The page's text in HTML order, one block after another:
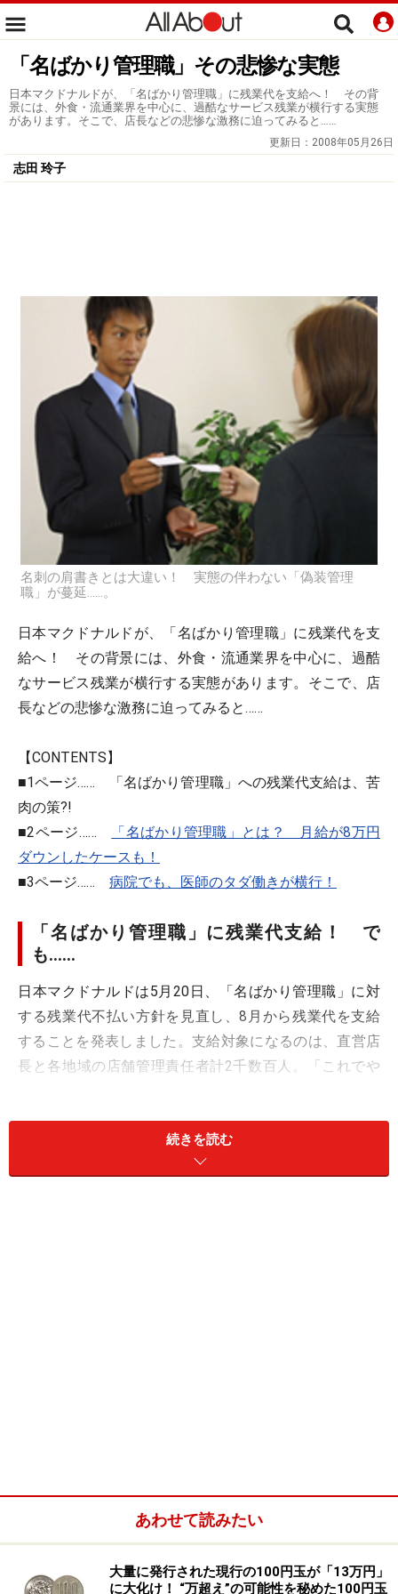
「名ばかり管理職」その悲惨な実態
日本マクドナルドが、「名ばかり管理職」に残業代を支給へ！ その背
景には、外食・流通業界を中心に、過酷なサービス残業が横行する実態
があります。そこで、店長などの悲惨な激務に迫ってみると……
更新日： 2008年05月26日
志田 玲子
名刺の肩書きとは大違い！ 実態の伴わない「偽装管理
職」が蔓延……。
日本マクドナルドが、「名ばかり管理職」に残業代を支
給へ！ その背景には、外食・流通業界を中心に、過酷
なサービス残業が横行する実態があります。そこで、店
長などの悲惨な激務に迫ってみると……
【CONTENTS】
■1ページ…… 「名ばかり管理職」への残業代支給は、苦
肉の策?!
■2ページ……
「名ばかり管理職」とは？ 月給が8万円
ダウンしたケースも！
■3ページ…… 病院でも、医師のタダ働きが横行！
「名ばかり管理職」に残業代支給！ で
も……
日本マクドナルドは5月20日、「名ばかり管理職」に対
する残業代不払い方針を見直し、8月から残業代を支給
することを発表しました。支給対象になるのは、直営店
長と各地域の店舗管理責任者計2千数百人。「これでや
職務給＝店長手当を廃止することで、人件費の総額を変
えない方針。また、残業抑制策が強化されることもあ
裁判では強気一辺倒！ でも、企業イメー
続きを読む
あわせて読みたい
大量に発行された現行の100円玉が「13万円」
に大化け！ “万超え”の可能性を秘めた100円玉